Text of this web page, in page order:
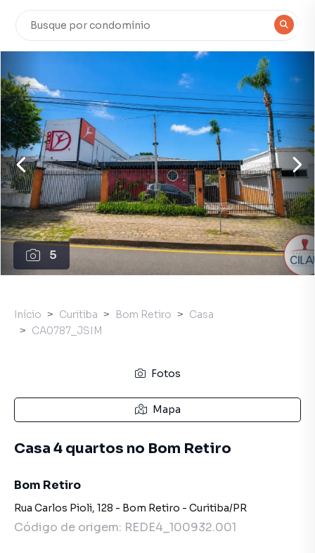
5
Início Curitiba Bom Retiro
Casa
CA0787_JSIM
Fotos
Mapa
Casa 4 quartos no Bom Retiro
Bom Retiro
Rua Carlos Pioli, 128 - Bom Retiro - Curitiba/PR
Código de origem: REDE4_100932.001